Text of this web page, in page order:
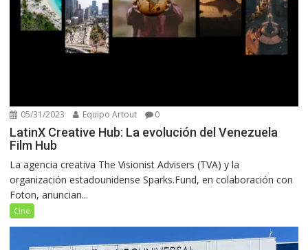
05/31/2023 Equipo Artout 0
LatinX Creative Hub: La evolución del Venezuela
Film Hub
La agencia creativa The Visionist Advisers (TVA) y la
organización estadounidense Sparks.Fund, en colaboración con
Foton, anuncian...
Cine